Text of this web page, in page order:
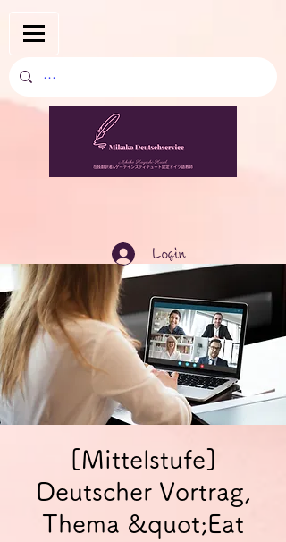
Login
[Mittelstufe]
Deutscher Vortrag,
Thema &quot;Eat